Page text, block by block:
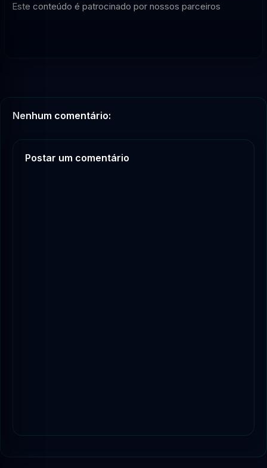
Este conteúdo é patrocinado por nossos parceiros
Nenhum comentário:
Postar um comentário